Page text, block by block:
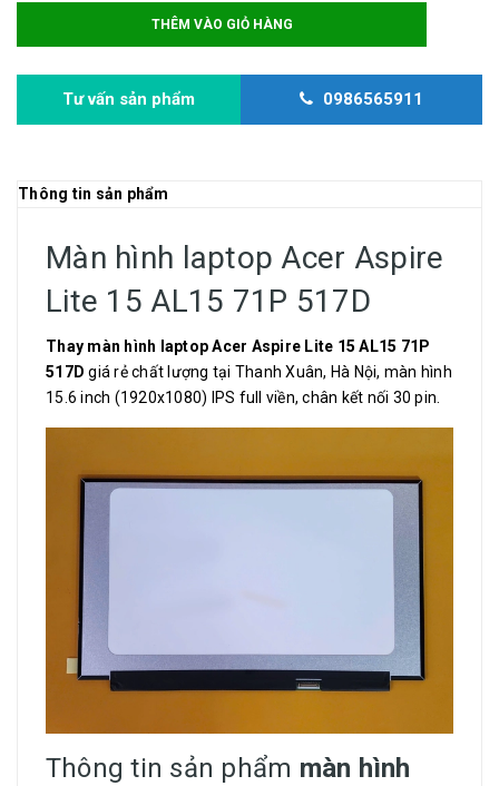
THÊM VÀO GIỎ HÀNG
Tư vấn sản phẩm 0986565911
Thông tin sản phẩm
Màn hình laptop Acer Aspire
Lite 15 AL15 71P 517D
Thay màn hình laptop Acer Aspire Lite 15 AL15 71P
517D giá rẻ chất lượng tại Thanh Xuân, Hà Nội, màn hình
15.6 inch (1920x1080) IPS full viền, chân kết nối 30 pin.
Thông tin sản phẩm màn hình